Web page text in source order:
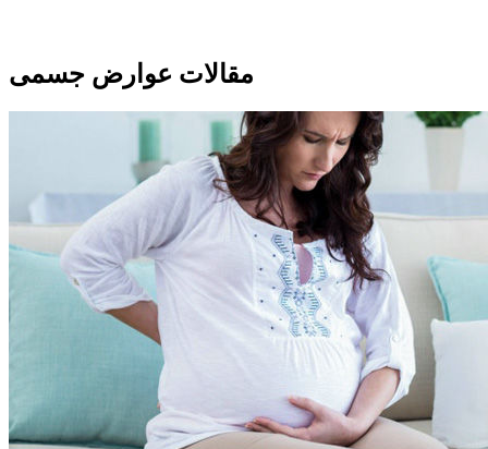
مقالات عوارض جسمی